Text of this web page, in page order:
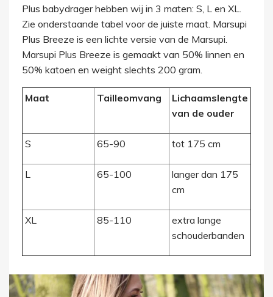
Plus babydrager hebben wij in 3 maten: S, L en XL.
Zie onderstaande tabel voor de juiste maat. Marsupi
Plus Breeze is een lichte versie van de Marsupi.
Marsupi Plus Breeze is gemaakt van 50% linnen en
50% katoen en weight slechts 200 gram.
Maat Tailleomvang
Lichaamslengte
van de ouder
S 65-90 tot 175 cm
L 65-100
langer dan 175
cm
XL 85-110
extra lange
schouderbanden